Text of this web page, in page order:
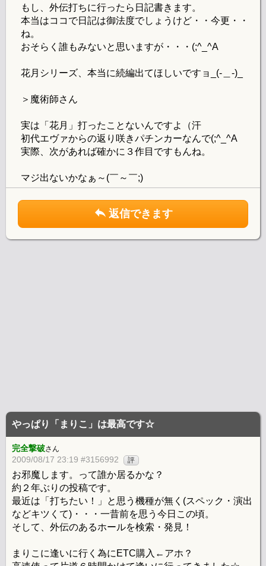
もし、外伝打ちに行ったら日記書きます。
本当はココで日記は御法度でしょうけど・・今更・・
ね。
おそらく誰もみないと思いますが・・・(;^_^A
花月シリーズ、本当に続編出てほしいですョ_(-＿-)_
＞魔術師さん
実は「花月」打ったことないんですよ（汗
初代エヴァからの返り咲きパチンカーなんで(;^_^A
実際、次があれば確かに３作目ですもんね。
マジ出ないかなぁ～(￣～￣;)
返信できます
やっぱり「まりこ」は最高です☆
完全撃破さん
2009/08/17 23:19 #3156992 評
お邪魔します。って誰か居るかな？
約２年ぶりの投稿です。
最近は「打ちたい！」と思う機種が無く(スペック・演出
などキツくて)・・・一昔前を思う今日この頃。
そして、外伝のあるホールを検索・発見！
まりこに逢いに行く為にETC購入←アホ？